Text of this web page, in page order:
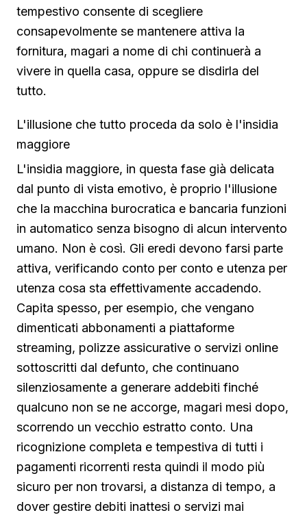
tempestivo consente di scegliere
consapevolmente se mantenere attiva la
fornitura, magari a nome di chi continuerà a
vivere in quella casa, oppure se disdirla del
tutto.
L'illusione che tutto proceda da solo è l'insidia
maggiore
L'insidia maggiore, in questa fase già delicata
dal punto di vista emotivo, è proprio l'illusione
che la macchina burocratica e bancaria funzioni
in automatico senza bisogno di alcun intervento
umano. Non è così. Gli eredi devono farsi parte
attiva, verificando conto per conto e utenza per
utenza cosa sta effettivamente accadendo.
Capita spesso, per esempio, che vengano
dimenticati abbonamenti a piattaforme
streaming, polizze assicurative o servizi online
sottoscritti dal defunto, che continuano
silenziosamente a generare addebiti finché
qualcuno non se ne accorge, magari mesi dopo,
scorrendo un vecchio estratto conto. Una
ricognizione completa e tempestiva di tutti i
pagamenti ricorrenti resta quindi il modo più
sicuro per non trovarsi, a distanza di tempo, a
dover gestire debiti inattesi o servizi mai